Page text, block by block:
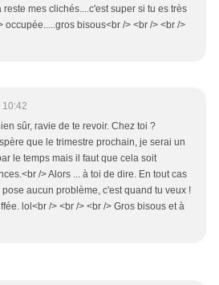
reste mes clichés....c'est super si tu es très
occupée.....gros bisous<br /> <br /> <br />
sûr, ravie de te revoir. Chez toi ?
que le trimestre prochain, je serai un
le temps mais il faut que cela soit
/> Alors ... à toi de dire. En tout cas
aucun problème, c'est quand tu veux !
lol<br /> <br /> <br /> Gros bisous et à